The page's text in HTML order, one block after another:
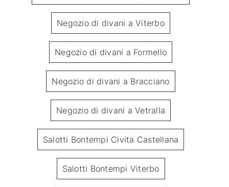
Negozio di divani a Viterbo
Negozio di divani a Formello
Negozio di divani a Bracciano
Negozio di divani a Vetralla
Salotti Bontempi Civita Castellana
Salotti Bontempi Viterbo